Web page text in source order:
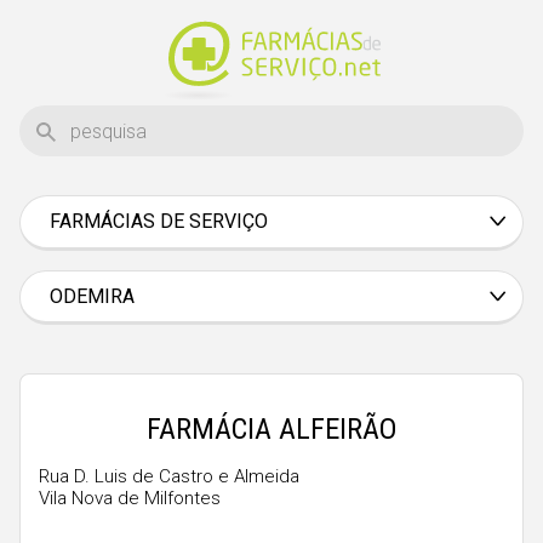
FARMÁCIAS DE SERVIÇO
Braga
Bragança
Castelo Branco
Évora
ODEMIRA
FARMÁCIA ALFEIRÃO
Rua D. Luis de Castro e Almeida
Vila Nova de Milfontes